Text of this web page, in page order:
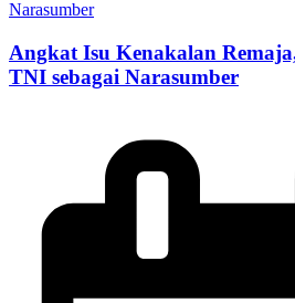
Angkat Isu Kenakalan
TNI sebagai Narasumber